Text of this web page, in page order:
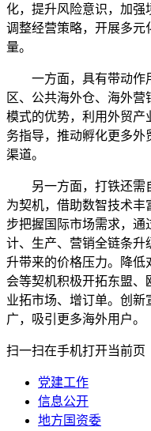
化，提升风险意识，加强
调整经营策略，开展多元
量。
一方面，具有带动作
区、公共海外仓、海外
模式的优势，利用外贸产
务指导，推动孵化更多
渠道。
另一方面，打铁还需
为契机，借助数智技术
步把握国际市场需求，
计、生产、营销全链条升
升带来的价格压力。降低
会等契机积极开拓东盟、
业拓市场、增订单。创新
广，吸引更多海外用户。
扫一扫在手机打开当前页
党建工作
信息公开
地方国资委